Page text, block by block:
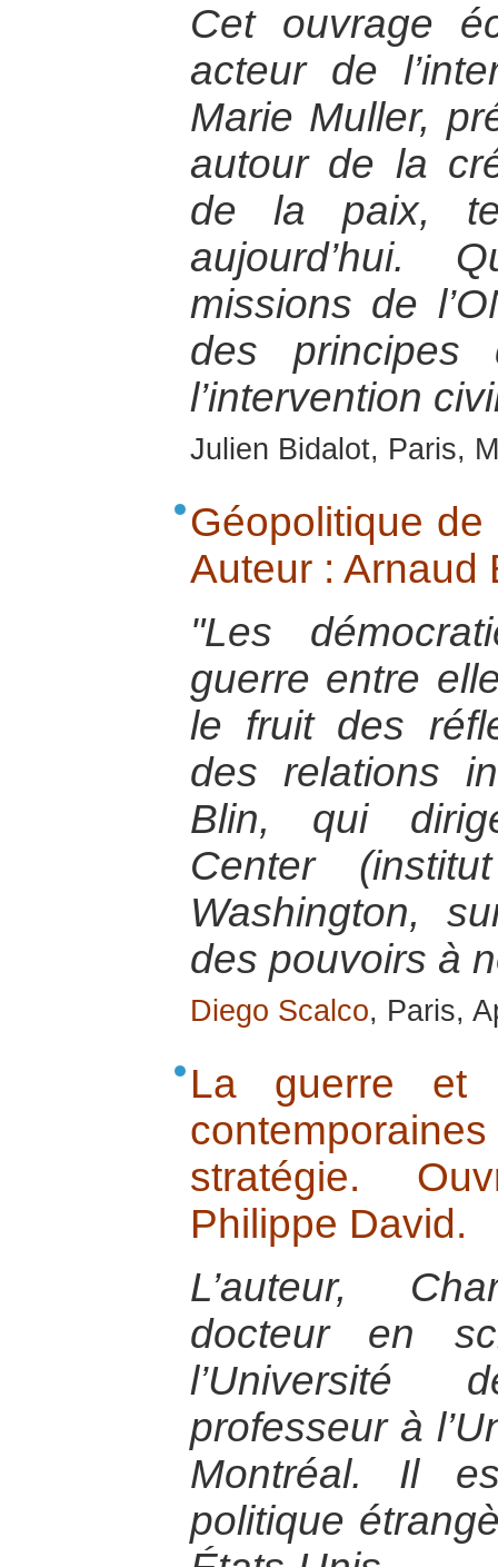
Cet ouvrage
acteur de
Marie Muller,
autour de la
de la paix,
aujourd’hui.
missions de
des principes
l’intervention
Julien Bidalot, Paris,
Géopolitique
Auteur : Arnaud
"Les
guerre entre
le fruit des
des relations
Blin, qui
Center
Washington,
des pouvoirs à
Diego Scalco, Paris,
La guerre et
stratégie.
Philippe David.
L’auteur,
docteur en
l’Université
professeur à
Montréal. Il
politique